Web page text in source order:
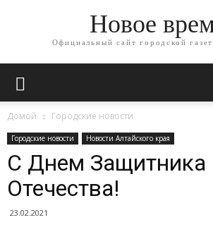
Новое
Официальный сайт городской
Домой Городские новости
Городские новости Новости Алтайского края
С Днем Защитника
Отечества!
23.02.2021